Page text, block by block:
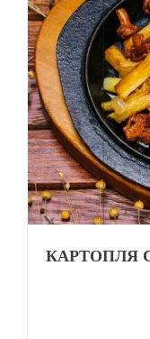
КАРТОПЛЯ